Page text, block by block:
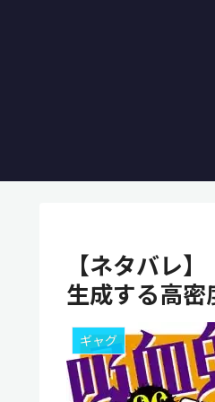
【ネタバレ
生成する高
ギャグ